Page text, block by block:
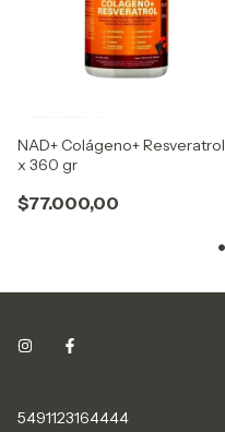
NAD+ Colágeno+ Resveratrol
x 360 gr
$77.000,00
5491123164444